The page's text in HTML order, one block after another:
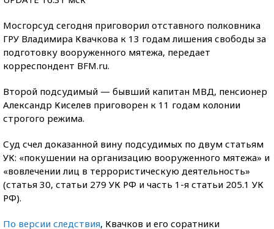
Мосгорсуд сегодня приговорил отставного полковника
ГРУ Владимира Квачкова к 13 годам лишения свободы за
подготовку вооруженного мятежа, передает
корреспондент BFM.ru.
Второй подсудимый — бывший капитан МВД, пенсионер
Александр Киселев приговорен к 11 годам колонии
строгого режима.
Суд счел доказанной вину подсудимых по двум статьям
УК: «покушении на организацию вооруженного мятежа» и
«вовлечении лиц в террористическую деятельность»
(статья 30, статьи 279 УК РФ и часть 1-я статьи 205.1 УК
РФ).
По версии следствия, Квачков и его соратники